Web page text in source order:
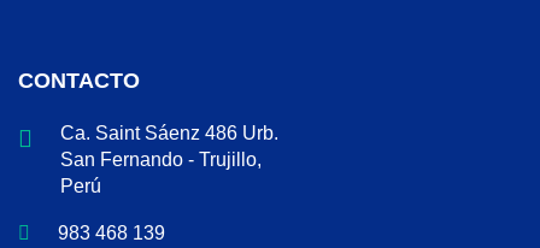
CONTACTO
Ca. Saint Sáenz 486 Urb.
San Fernando - Trujillo,
Perú
983 468 139